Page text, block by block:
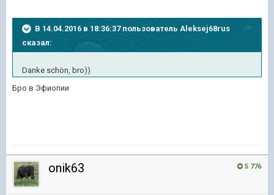
В 14.04.2016 в 18:36:37 пользователь Aleksej68rus
сказал:
Danke schön, bro))
Бро в Эфиопии
5 776
onik63